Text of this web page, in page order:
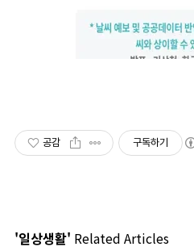
공감 구독하기
'일상생활' Related Articles